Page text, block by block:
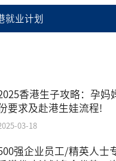
就业计划
香港生子攻略：孕妈
要求及赴港生娃流程!
03-18
强企业员工/精英人士